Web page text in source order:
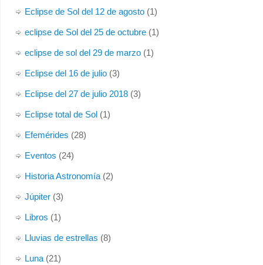
Eclipse de Sol del 12 de agosto(1)
eclipse de Sol del 25 de octubre(1)
eclipse de sol del 29 de marzo(1)
Eclipse del 16 de julio(3)
Eclipse del 27 de julio 2018(3)
Eclipse total de Sol(1)
Efemérides (28)
Eventos (24)
Historia Astronomía(2)
Júpiter(3)
Libros (1)
Lluvias de estrellas (8)
Luna(21)